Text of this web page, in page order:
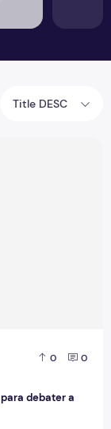
Title DESC
0 0
debater a